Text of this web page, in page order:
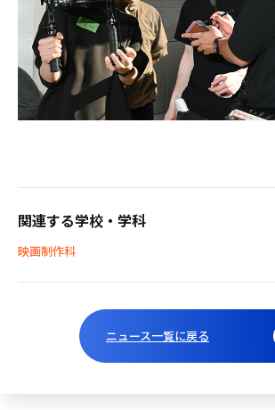
関連する学校・学科
映画制作科
ニュース一覧に戻る